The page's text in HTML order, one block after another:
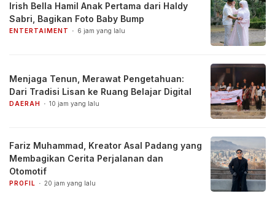
Irish Bella Hamil Anak Pertama dari Haldy
Sabri, Bagikan Foto Baby Bump
ENTERTAIMENT 6 jam yang lalu
Menjaga Tenun, Merawat Pengetahuan:
Dari Tradisi Lisan ke Ruang Belajar Digital
DAERAH 10 jam yang lalu
Fariz Muhammad, Kreator Asal Padang yang
Membagikan Cerita Perjalanan dan
Otomotif
PROFIL 20 jam yang lalu